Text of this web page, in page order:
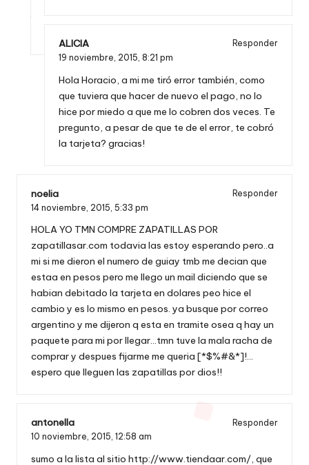
ALICIA
Responder
19 noviembre, 2015, 8:21 pm
Hola Horacio, a mi me tiró error también, como
que tuviera que hacer de nuevo el pago, no lo
hice por miedo a que me lo cobren dos veces. Te
pregunto, a pesar de que te de el error, te cobró
la tarjeta? gracias!
noelia
Responder
14 noviembre, 2015, 5:33 pm
HOLA YO TMN COMPRE ZAPATILLAS POR
zapatillasar.com todavia las estoy esperando pero..a
mi si me dieron el numero de guiay tmb me decian que
estaa en pesos pero me llego un mail diciendo que se
habian debitado la tarjeta en dolares peo hice el
cambio y es lo mismo en pesos. ya busque por correo
argentino y me dijeron q esta en tramite osea q hay un
paquete para mi por llegar…tmn tuve la mala racha de
comprar y despues fijarme me queria [*$%#&*]!…
espero que lleguen las zapatillas por dios!!
antonella
Responder
10 noviembre, 2015, 12:58 am
sumo a la lista al sitio http://www.tiendaar.com/, que